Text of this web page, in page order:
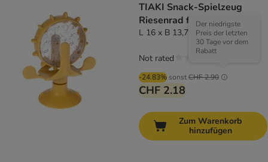
TIAKI Snack-Spielzeug
Riesenrad für Katzen
L 16 x B 13,7 x H 7,7 cm
-24.83% sonstCHF 2.90
Der niedrigste
Preis der letzten
30 Tage vor dem
Rabatt
CHF 2.18
Not rated
Zum Warenkorb
hinzufügen